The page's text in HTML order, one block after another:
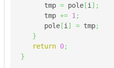
      tmp
= pole [i ] ;
      tmp
+= 1 ;
      pole
[i ] = tmp;
}
return 0;
}